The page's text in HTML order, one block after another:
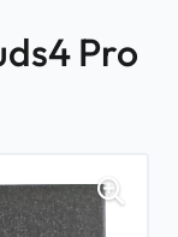
Pro